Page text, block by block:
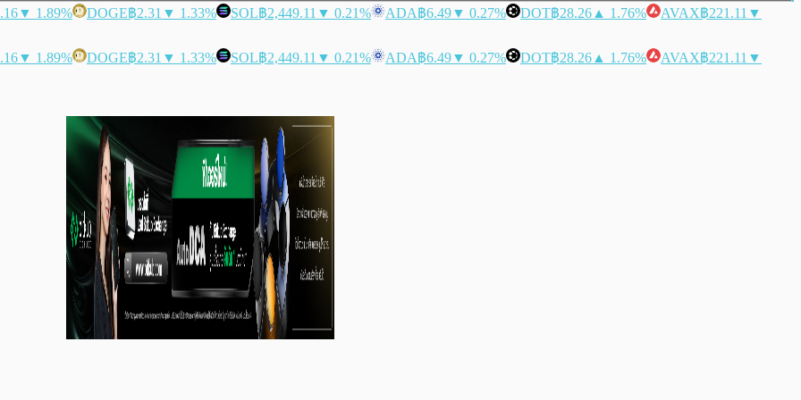
▼ 1.89% DOGE฿2.31 ▼ 1.33% SOL฿2,449.11 ▼ 0.21% ADA฿6.49▼ 0.27% DOT฿28.26 ▲ 1.76% AVAX฿221.11 ▼
▼ 1.89% DOGE฿2.31 ▼ 1.33% SOL฿2,449.11 ▼ 0.21% ADA฿6.49▼ 0.27% DOT฿28.26 ▲ 1.76% AVAX฿221.11 ▼